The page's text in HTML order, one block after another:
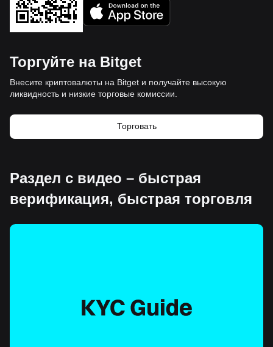
Торгуйте на Bitget
Внесите криптовалюты на Bitget и получайте высокую
ликвидность и низкие торговые комиссии.
Торговать
Раздел с видео – быстрая
верификация, быстрая торговля